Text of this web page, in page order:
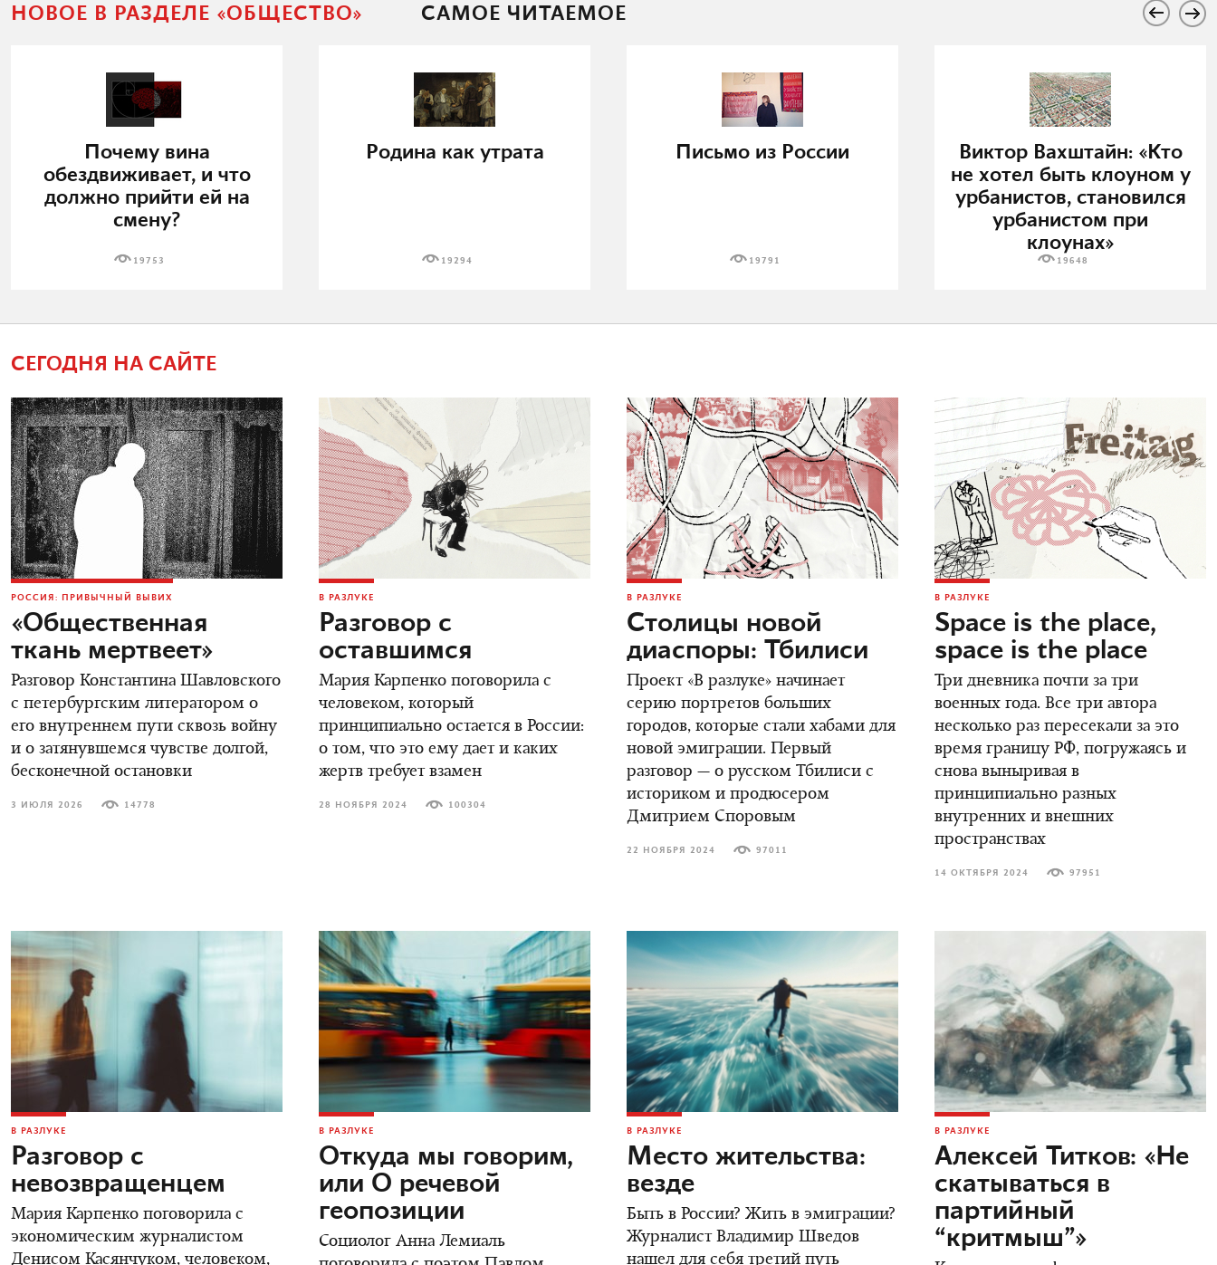
НОВОЕ В РАЗДЕЛЕ «ОБЩЕСТВО» САМОЕ ЧИТАЕМОЕ
Почему вина
обездвиживает, и что
должно прийти ей на
смену?
19753
Родина как утрата
19294
Письмо из России
19791
Виктор Вахштайн: «Кто
не хотел быть клоуном у
урбанистов, становился
урбанистом при
клоунах»
19648
СЕГОДНЯ НА САЙТЕ
РОССИЯ: ПРИВЫЧНЫЙ ВЫВИХ
«Общественная
ткань мертвеет»
Разговор Константина Шавловского
с петербургским литератором о
его внутреннем пути сквозь войну
и о затянувшемся чувстве долгой,
бесконечной остановки
3 ИЮЛЯ 2026 14778
В РАЗЛУКЕ
Разговор c
оставшимся
Мария Карпенко поговорила с
человеком, который
принципиально остается в России:
о том, что это ему дает и каких
жертв требует взамен
28 НОЯБРЯ 2024 100304
В РАЗЛУКЕ
Столицы новой
диаспоры: Тбилиси
Проект «В разлуке» начинает
серию портретов больших
городов, которые стали хабами для
новой эмиграции. Первый
разговор — о русском Тбилиси с
историком и продюсером
Дмитрием Споровым
22 НОЯБРЯ 2024 97011
В РАЗЛУКЕ
Space is the place,
space is the place
Три дневника почти за три
военных года. Все три автора
несколько раз пересекали за это
время границу РФ, погружаясь и
снова выныривая в
принципиально разных
внутренних и внешних
пространствах
14 ОКТЯБРЯ 2024 97951
В РАЗЛУКЕ
Разговор с
невозвращенцем
Мария Карпенко поговорила с
экономическим журналистом
Денисом Касянчуком, человеком,
В РАЗЛУКЕ
Откуда мы говорим,
или О речевой
геопозиции
Социолог Анна Лемиаль
В РАЗЛУКЕ
Место жительства:
везде
Быть в России? Жить в эмиграции?
Журналист Владимир Шведов
нашел для себя третий путь
В РАЗЛУКЕ
Алексей Титков: «Не
скатываться в
партийный
“критмыш”»